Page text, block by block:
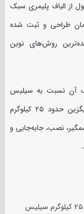
الیاف پلیمری سبک
طراحی و ثبت شده
روش‌های نوین
آن نسبت به سیلیس
است؛ تنها ۳۵۰ گرم فیبالون می‌تواند جایگزین حدود ۲۵ کیلوگرم
نصب، جابه‌جایی و